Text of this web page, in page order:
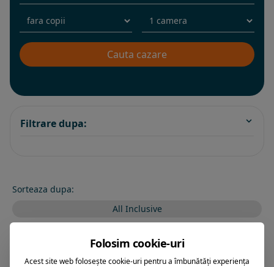
Filtrare dupa:
Sorteaza dupa:
All Inclusive
Folosim cookie-uri
Acest site web folosește cookie-uri pentru a îmbunătăți experiența